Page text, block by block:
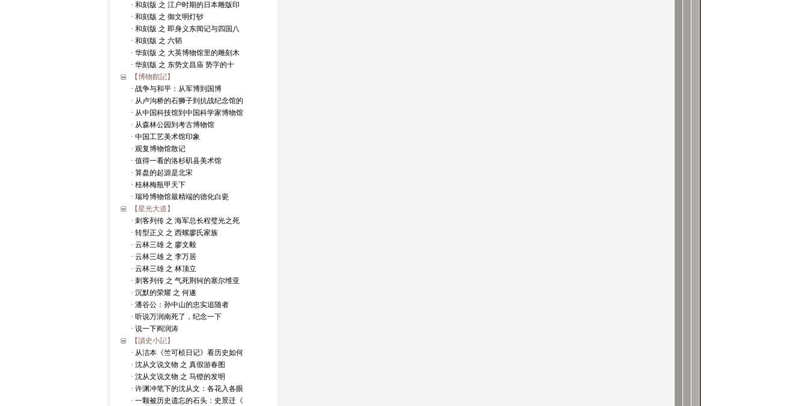
· 和刻版 之 江户时期的日本雕版印
· 和刻版 之 御文明灯钞
· 和刻版 之 即身义东闻记与四国八
· 和刻版 之 六韬
· 华刻版 之 大英博物馆里的雕刻木
· 华刻版 之 东势文昌庙 势字的十
【博物館記】
· 战争与和平：从军博到国博
· 从卢沟桥的石狮子到抗战纪念馆的
· 从中国科技馆到中国科学家博物馆
· 从森林公园到考古博物馆
· 中国工艺美术馆印象
· 观复博物馆散记
· 值得一看的洛杉矶县美术馆
· 算盘的起源是北宋
· 桂林梅瓶甲天下
· 瑞玲博物馆最精端的德化白瓷
【星光大道】
· 刺客列传 之 海军总长程璧光之死
· 转型正义 之 西螺廖氏家族
· 云林三雄 之 廖文毅
· 云林三雄 之 李万居
· 云林三雄 之 林顶立
· 刺客列传 之 气死荆轲的塞尔维亚
· 沉默的荣耀 之 何遂
· 潘谷公：孙中山的忠实追随者
· 听说万润南死了，纪念一下
· 说一下阎润涛
【讀史小記】
· 从洁本《竺可桢日记》看历史如何
· 沈从文说文物 之 真假游春图
· 沈从文说文物 之 马镫的发明
· 许渊冲笔下的沈从文：各花入各眼
· 一颗被历史遗忘的石头：史景迁《